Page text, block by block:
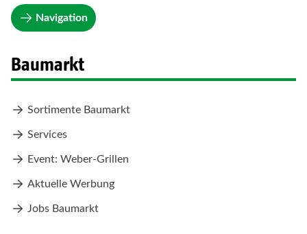
Navigation
Baumarkt
Sortimente Baumarkt
Services
Event: Weber-Grillen
Aktuelle Werbung
Jobs Baumarkt